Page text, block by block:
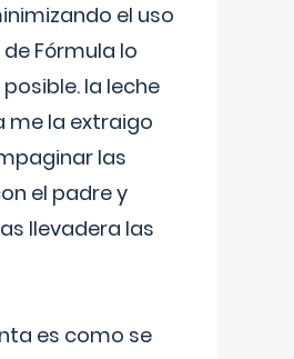
el uso
Fórmula lo
la leche
me la extraigo
las
el padre y
llevadera las
es como se